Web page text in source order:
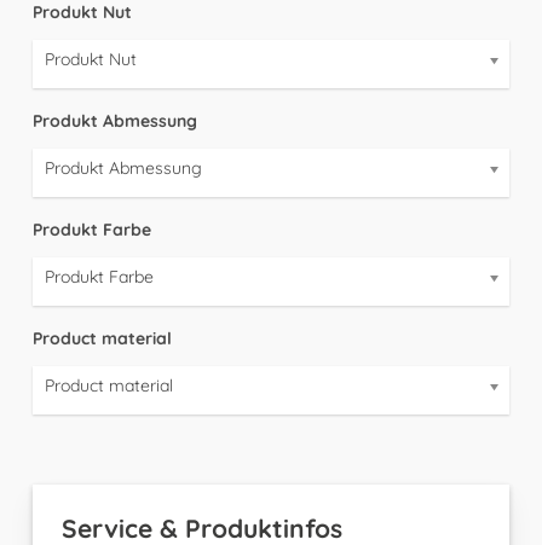
Produkt Nut
Produkt Nut
Produkt Abmessung
Produkt Abmessung
Produkt Farbe
Produkt Farbe
Product material
Product material
Service & Produktinfos